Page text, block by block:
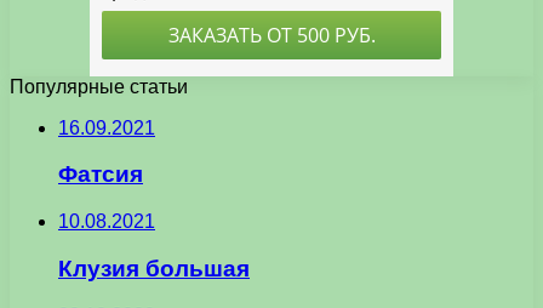
Популярные статьи
16.09.2021
Фатсия
10.08.2021
Клузия большая